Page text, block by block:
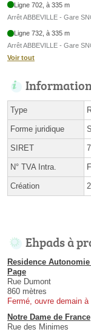
Ligne 702, à 335 m
Arrêt ABBEVILLE - Gare
Ligne 732, à 335 m
Arrêt ABBEVILLE - Gare
Voir tout
Type
Forme juridique
SIRET
N° TVA Intra.
Création
Ehpads à
Residence
Page
Rue Dumont
860 mètres
Fermé, ouvre demain à
Notre Dame de France
Rue des Minimes